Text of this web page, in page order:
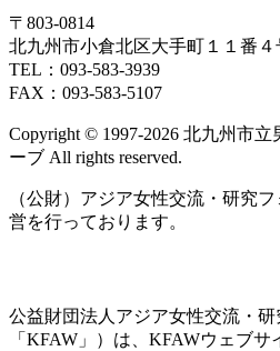
ト)
日
ベ
ン
ト)
日 日
ン
ト)
ン
ト)
〒803‐0814
北九州市小倉北区大手町１１番４
TEL：093‐583‐3939
FAX：093‐583‐5107
Copyright © 1997‐2026 北九州市
ーブ All rights reserved.
（公財）アジア女性交流・研究
営を行っております。
公益財団法人アジア女性交流・研
「KFAW」）は、KFAWウェブ